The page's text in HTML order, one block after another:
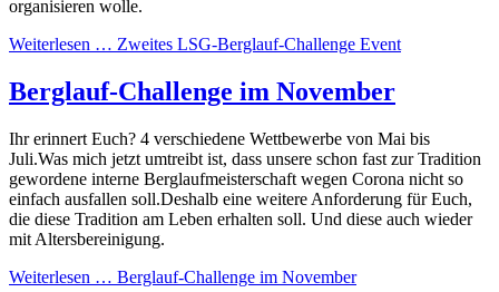
organisieren wolle.
Weiterlesen … Zweites LSG-Berglauf-Challenge Event
Berglauf-Challenge im November
Ihr erinnert Euch? 4 verschiedene Wettbewerbe von Mai bis
Juli.Was mich jetzt umtreibt ist, dass unsere schon fast zur Tradition
gewordene interne Berglaufmeisterschaft wegen Corona nicht so
einfach ausfallen soll.Deshalb eine weitere Anforderung für Euch,
die diese Tradition am Leben erhalten soll. Und diese auch wieder
mit Altersbereinigung.
Weiterlesen … Berglauf-Challenge im November